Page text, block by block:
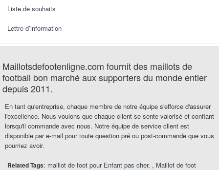
Liste de souhaits
Lettre d’information
Maillotsdefootenligne.com fournit des maillots de
football bon marché aux supporters du monde entier
depuis 2011.
En tant qu'entreprise, chaque membre de notre équipe s'efforce d'assurer
l'excellence. Nous voulons que chaque client se sente valorisé et confiant
lorsqu'il commande avec nous. Notre équipe de service client est
disponible par e-mail pour toute question pré ou post-commande que vous
pourriez avoir.
Related Tags: maillot de foot pour Enfant pas cher , Maillot de foot